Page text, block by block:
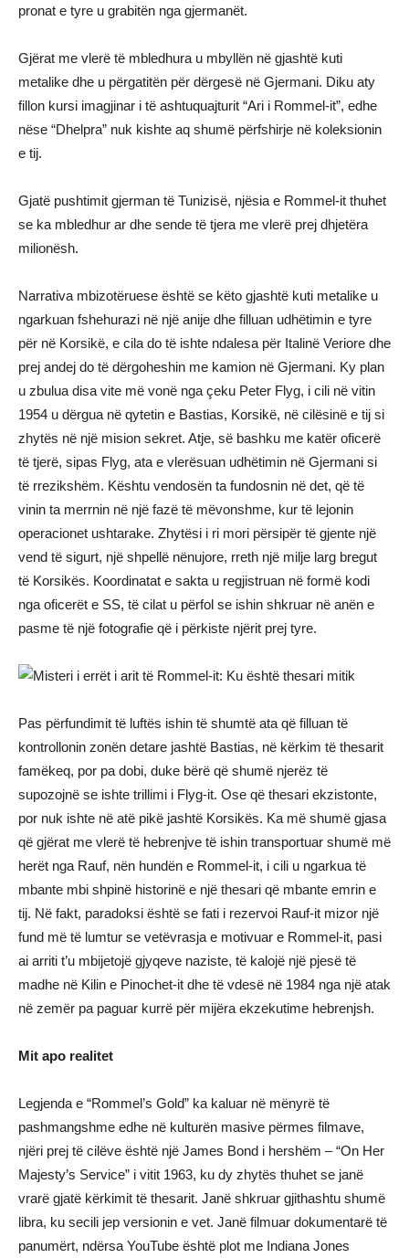
pronat e tyre u grabitën nga gjermanët.
Gjërat me vlerë të mbledhura u mbyllën në gjashtë kuti
metalike dhe u përgatitën për dërgesë në Gjermani. Diku aty
fillon kursi imagjinar i të ashtuquajturit “Ari i Rommel-it”, edhe
nëse “Dhelpra” nuk kishte aq shumë përfshirje në koleksionin
e tij.
Gjatë pushtimit gjerman të Tunizisë, njësia e Rommel-it thuhet
se ka mbledhur ar dhe sende të tjera me vlerë prej dhjetëra
milionësh.
Narrativa mbizotëruese është se këto gjashtë kuti metalike u
ngarkuan fshehurazi në një anije dhe filluan udhëtimin e tyre
për në Korsikë, e cila do të ishte ndalesa për Italinë Veriore dhe
prej andej do të dërgoheshin me kamion në Gjermani. Ky plan
u zbulua disa vite më vonë nga çeku Peter Flyg, i cili në vitin
1954 u dërgua në qytetin e Bastias, Korsikë, në cilësinë e tij si
zhytës në një mision sekret. Atje, së bashku me katër oficerë
të tjerë, sipas Flyg, ata e vlerësuan udhëtimin në Gjermani si
të rrezikshëm. Kështu vendosën ta fundosnin në det, që të
vinin ta merrnin në një fazë të mëvonshme, kur të lejonin
operacionet ushtarake. Zhytësi i ri mori përsipër të gjente një
vend të sigurt, një shpellë nënujore, rreth një milje larg bregut
të Korsikës. Koordinatat e sakta u regjistruan në formë kodi
nga oficerët e SS, të cilat u përfol se ishin shkruar në anën e
pasme të një fotografie që i përkiste njërit prej tyre.
Pas përfundimit të luftës ishin të shumtë ata që filluan të
kontrollonin zonën detare jashtë Bastias, në kërkim të thesarit
famëkeq, por pa dobi, duke bërë që shumë njerëz të
supozojnë se ishte trillimi i Flyg-it. Ose që thesari ekzistonte,
por nuk ishte në atë pikë jashtë Korsikës. Ka më shumë gjasa
që gjërat me vlerë të hebrenjve të ishin transportuar shumë më
herët nga Rauf, nën hundën e Rommel-it, i cili u ngarkua të
mbante mbi shpinë historinë e një thesari që mbante emrin e
tij. Në fakt, paradoksi është se fati i rezervoi Rauf-it mizor një
fund më të lumtur se vetëvrasja e motivuar e Rommel-it, pasi
ai arriti t’u mbijetojë gjyqeve naziste, të kalojë një pjesë të
madhe në Kilin e Pinochet-it dhe të vdesë në 1984 nga një atak
në zemër pa paguar kurrë për mijëra ekzekutime hebrenjsh.
Mit apo realitet
Legjenda e “Rommel’s Gold” ka kaluar në mënyrë të
pashmangshme edhe në kulturën masive përmes filmave,
njëri prej të cilëve është një James Bond i hershëm – “On Her
Majesty’s Service” i vitit 1963, ku dy zhytës thuhet se janë
vrarë gjatë kërkimit të thesarit. Janë shkruar gjithashtu shumë
libra, ku secili jep versionin e vet. Janë filmuar dokumentarë të
panumërt, ndërsa YouTube është plot me Indiana Jones